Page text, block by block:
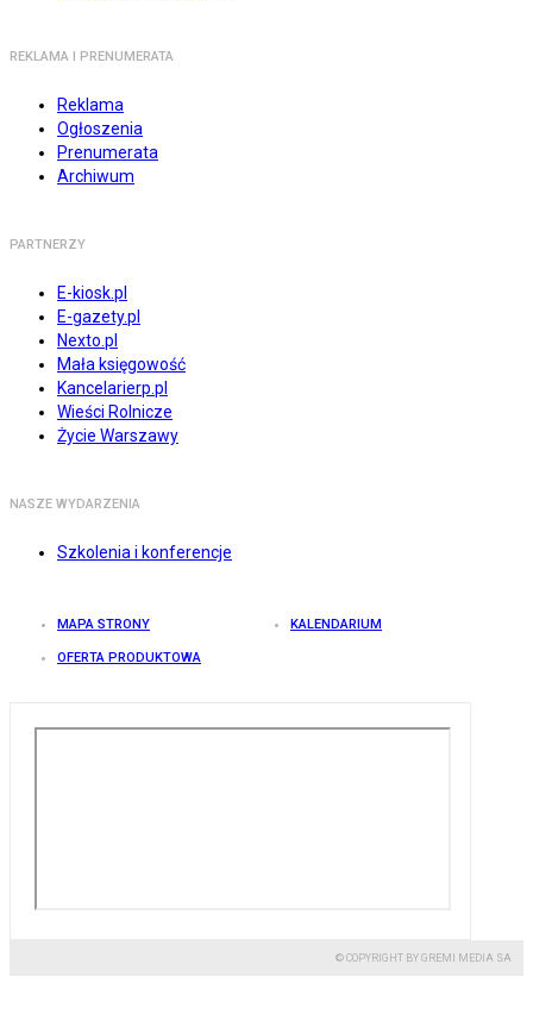
REKLAMA I PRENUMERATA
Reklama
Ogłoszenia
Prenumerata
Archiwum
PARTNERZY
E-kiosk.pl
E-gazety.pl
Nexto.pl
Mała księgowość
Kancelarierp.pl
Wieści Rolnicze
Życie Warszawy
NASZE WYDARZENIA
Szkolenia i konferencje
MAPA STRONY KALENDARIUM
OFERTA PRODUKTOWA
© COPYRIGHT BY GREMI MEDIA SA